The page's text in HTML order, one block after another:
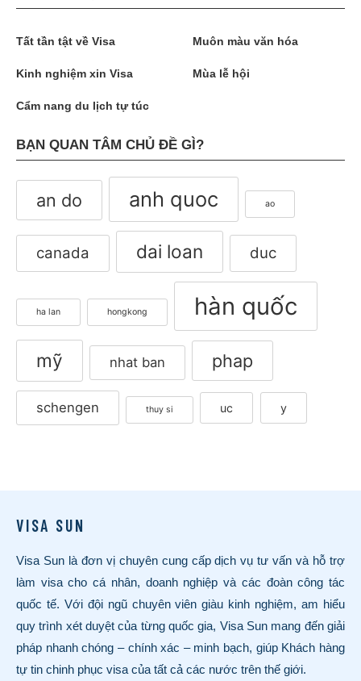
Tất tần tật về Visa Muôn màu văn hóa
Kinh nghiệm xin Visa Mùa lễ hội
Cẩm nang du lịch tự túc
BẠN QUAN TÂM CHỦ ĐỀ GÌ?
an do anh quoc ao
canada dai loan duc
ha lan hongkong hàn quốc
mỹ nhat ban phap
schengen thuy si uc y
VISA SUN
Visa Sun là đơn vị chuyên cung cấp dịch vụ tư vấn và hỗ trợ
làm visa cho cá nhân, doanh nghiệp và các đoàn công tác
quốc tế. Với đội ngũ chuyên viên giàu kinh nghiệm, am hiểu
quy trình xét duyệt của từng quốc gia, Visa Sun mang đến giải
pháp nhanh chóng – chính xác – minh bạch, giúp Khách hàng
tự tin chinh phục visa của tất cả các nước trên thế giới.